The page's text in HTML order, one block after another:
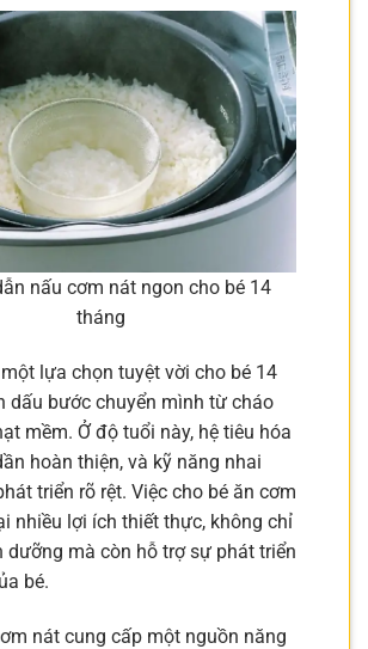
nấu cơm nát ngon cho bé 14
tháng
lựa chọn tuyệt vời cho bé 14
dấu bước chuyển mình từ cháo
mềm. Ở độ tuổi này, hệ tiêu hóa
hoàn thiện, và kỹ năng nhai
triển rõ rệt. Việc cho bé ăn cơm
nhiều lợi ích thiết thực, không chỉ
dưỡng mà còn hỗ trợ sự phát triển
bé.
nát cung cấp một nguồn năng